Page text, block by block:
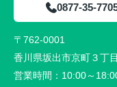
0877-35-
〒762-0001
香川県坂出市京町３丁
営業時間： 10:00～